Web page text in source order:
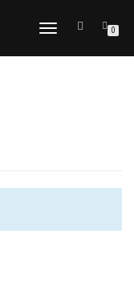
TOGGLE
0